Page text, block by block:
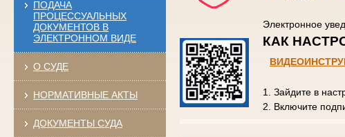
ПОДАЧА
ПРОЦЕССУАЛЬНЫХ
ДОКУМЕНТОВ В
ЭЛЕКТРОННОМ ВИДЕ
О СУДЕ
НОРМАТИВНЫЕ АКТЫ
ДОКУМЕНТЫ СУДА
Электронное
КАК
1. Зайдите в
2. Включите